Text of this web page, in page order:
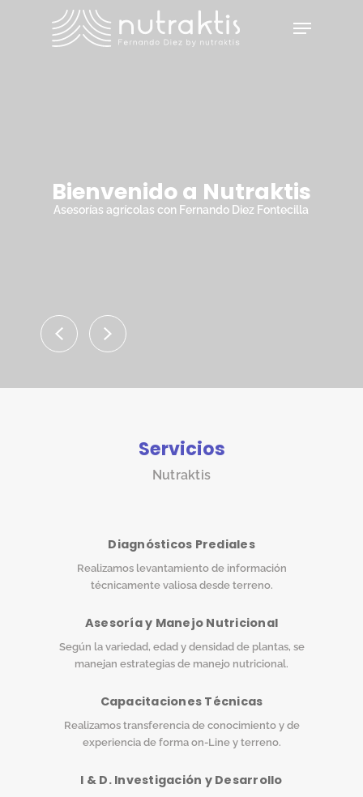
Menu
Bienvenido a Nutraktis
Asesorías agrícolas con Fernando Diez Fontecilla
Servicios
Nutraktis
Diagnósticos Prediales
Realizamos levantamiento de información
técnicamente valiosa desde terreno.
Asesoría y Manejo Nutricional
Según la variedad, edad y densidad de plantas, se
manejan estrategias de manejo nutricional.
Capacitaciones Técnicas
Realizamos transferencia de conocimiento y de
experiencia de forma on-Line y terreno.
I & D. Investigación y Desarrollo